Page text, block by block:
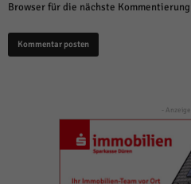
Browser für die nächste
-